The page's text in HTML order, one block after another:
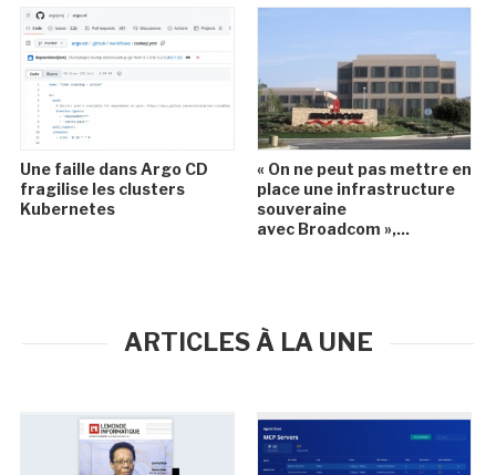
Une faille dans Argo CD
fragilise les clusters
Kubernetes
« On ne peut pas mettre en
place une infrastructure
souveraine
avec Broadcom »,...
ARTICLES À LA UNE